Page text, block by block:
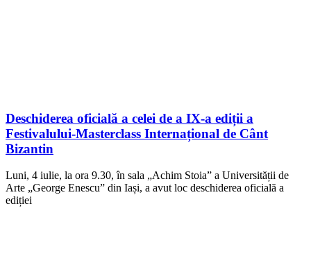
Deschiderea oficială a celei de a IX-a ediții a
Festivalului-Masterclass Internațional de Cânt
Bizantin
Luni, 4 iulie, la ora 9.30, în sala „Achim Stoia” a Universității de
Arte „George Enescu” din Iași, a avut loc deschiderea oficială a
ediției